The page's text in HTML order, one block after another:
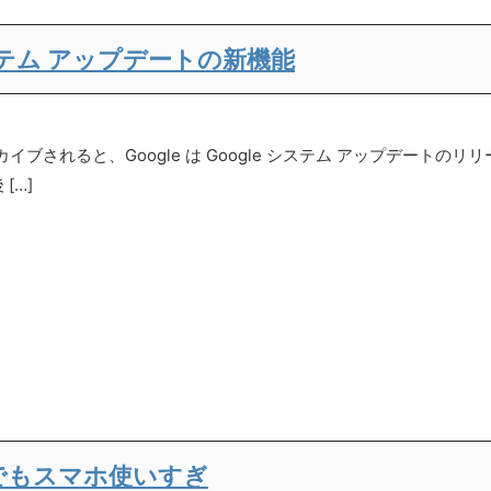
ム アップデートの新機能
ブされると、Google は Google システム アップデートのリ
[…]
スマホ使いすぎ